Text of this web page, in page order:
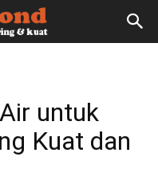
untuk
Kuat dan